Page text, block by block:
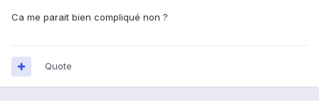
Ca me parait bien compliqué non ?
Quote